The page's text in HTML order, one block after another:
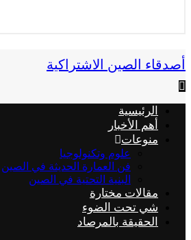
أصدقاء الصين الاشتراكية
الرئيسية
أهم الأخبار
منوعات
علوم وتكنولوجيا
فن العمارة الحديثة في الصين
البنية التحتية في الصين
مقالات مختارة
شي تحت الضوء
الحقيقة بالمرصاد